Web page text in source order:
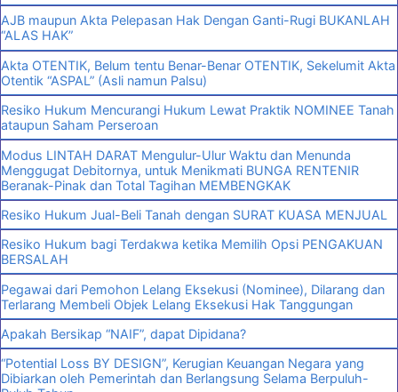
AJB maupun Akta Pelepasan Hak Dengan Ganti-Rugi BUKANLAH
“ALAS HAK”
Akta OTENTIK, Belum tentu Benar-Benar OTENTIK, Sekelumit Akta
Otentik “ASPAL” (Asli namun Palsu)
Resiko Hukum Mencurangi Hukum Lewat Praktik NOMINEE Tanah
ataupun Saham Perseroan
Modus LINTAH DARAT Mengulur-Ulur Waktu dan Menunda
Menggugat Debitornya, untuk Menikmati BUNGA RENTENIR
Beranak-Pinak dan Total Tagihan MEMBENGKAK
Resiko Hukum Jual-Beli Tanah dengan SURAT KUASA MENJUAL
Resiko Hukum bagi Terdakwa ketika Memilih Opsi PENGAKUAN
BERSALAH
Pegawai dari Pemohon Lelang Eksekusi (Nominee), Dilarang dan
Terlarang Membeli Objek Lelang Eksekusi Hak Tanggungan
Apakah Bersikap “NAIF”, dapat Dipidana?
“Potential Loss BY DESIGN”, Kerugian Keuangan Negara yang
Dibiarkan oleh Pemerintah dan Berlangsung Selama Berpuluh-